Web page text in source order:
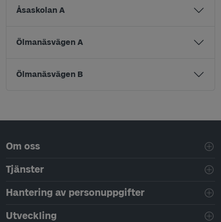
Åsaskolan A
Ölmanäsvägen A
Ölmanäsvägen B
Sidfotsnavigering
Om oss
Tjänster
Hantering av personuppgifter
Utveckling